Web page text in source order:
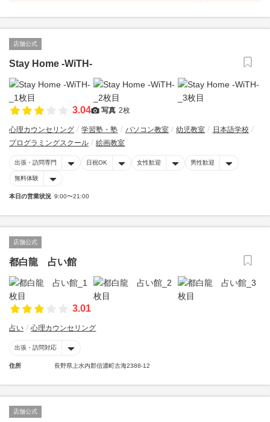
店舗公式
Stay Home -WiTH-
3.04 写真 2枚
心理カウンセリング 学習塾・塾 パソコン教室 幼児教室
日本語学校
プログラミングスクール
絵画教室
出張・訪問専門 日祝OK 女性歓迎 男性歓迎
無料体験
本日の営業状況 9:00〜21:00
店舗公式
都白龍 占い館
3.01
占い 心理カウンセリング
出張・訪問対応
住所 長野県上水内郡信濃町古海2388-12
店舗公式